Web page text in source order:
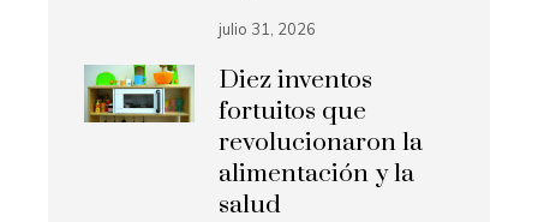
julio 31, 2026
Diez inventos
fortuitos que
revolucionaron la
alimentación y la
salud